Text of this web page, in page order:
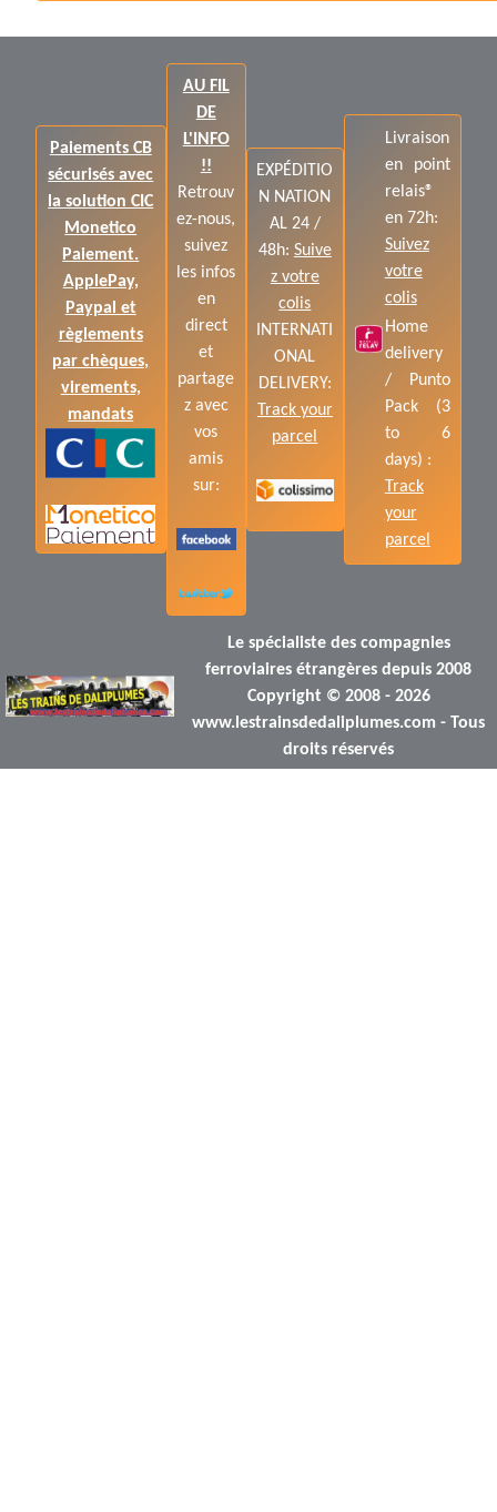
Paiements CB
sécurisés avec
la solution CIC
Monetico
Paiement.
ApplePay,
Paypal et
règlements
par chèques,
virements,
mandats
AU FIL
DE
L'INFO
!!
Retrouv
ez-nous,
suivez
les infos
en
direct
et
partage
z avec
vos
amis
sur:
EXPÉDITIO
N NATION
AL 24 /
48h: Suive
z votre
colis
INTERNATI
ONAL
DELIVERY:
Track your
parcel
Livraison
en point
relais®
en 72h:
Suivez
votre
colis
Home
delivery
/ Punto
Pack (3
to 6
days) :
Track
your
parcel
Le spécialiste des compagnies
ferroviaires étrangères depuis 2008
Copyright © 2008 - 2026
www.lestrainsdedaliplumes.com - Tous
droits réservés